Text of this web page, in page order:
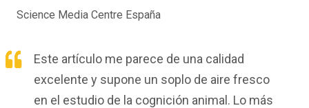
Science Media Centre España
Este artículo me parece de una calidad
excelente y supone un soplo de aire fresco
en el estudio de la cognición animal. Lo más